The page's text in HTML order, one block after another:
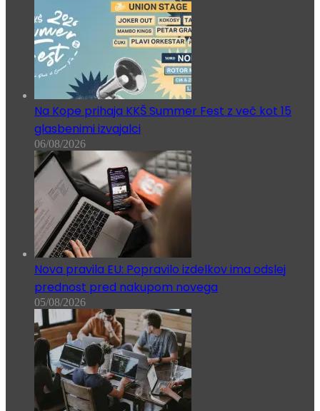
Na Kope prihaja KKŠ Summer Fest z več kot 15
glasbenimi izvajalci
06/08/2026
Nova pravila EU: Popravilo izdelkov ima odslej
prednost pred nakupom novega
05/08/2026